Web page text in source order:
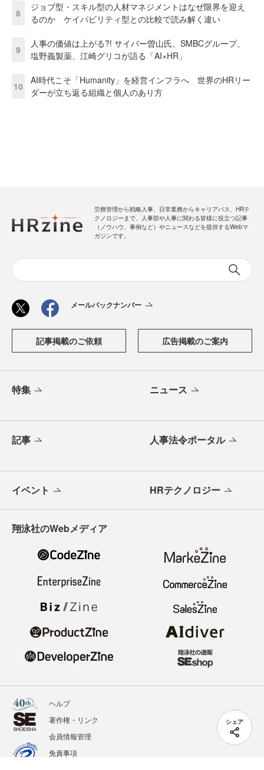
シェア
8
ジョブ型・スキル型の人材マネジメントはなぜ限界を迎え
るのか ケイパビリティ型との比較で読み解く違い
9
人事の価値は上がる?! サイバー曽山氏、SMBCグループ、
塩野義製薬、江崎グリコが語る「AI×HR」
10
AI時代こそ「Humanity」を経営インフラへ 世界のHRリー
ダーが立ち返る組織と個人のあり方
労務管理から戦略人事、日常業務からキャリアパス、HRテ
クノロジーまで、人事部や人事に関わる皆様に役立つ記事
（ノウハウ、事例など）やニュースなどを提供するWebマ
ガジンです。
メールバックナンバー
記事掲載のご依頼 広告掲載のご案内
特集 ニュース
記事 人事法令ポータル
イベント HRテクノロジー
翔泳社のWebメディア
ヘルプ
著作権・リンク
会員情報管理
免責事項